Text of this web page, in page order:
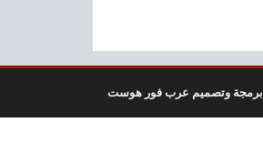
برمجة وتصميم عرب فور هوست